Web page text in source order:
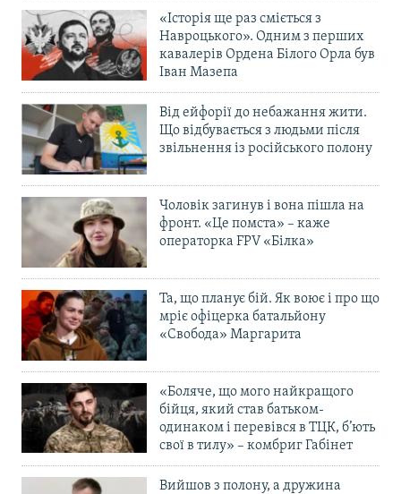
«Історія ще раз сміється з
Навроцького». Одним з перших
кавалерів Ордена Білого Орла був
Іван Мазепа
Від ейфорії до небажання жити.
Що відбувається з людьми після
звільнення із російського полону
Чоловік загинув і вона пішла на
фронт. «Це помста» – каже
операторка FPV «Білка»
Та, що планує бій. Як воює і про що
мріє офіцерка батальйону
«Свобода» Маргарита
«Боляче, що мого найкращого
бійця, який став батьком-
одинаком і перевівся в ТЦК, б’ють
свої в тилу» – комбриг Габінет
Вийшов з полону, а дружина